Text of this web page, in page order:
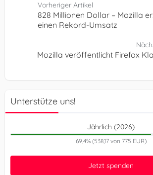
Vorheriger Artikel
828 Millionen Dollar – Mozilla
einen Rekord-Umsatz
Mozilla veröffentlicht Firefox
Unterstütze uns!
Jährlich (2026)
69,4% (538,17 von 775 EUR)
Jetzt spenden